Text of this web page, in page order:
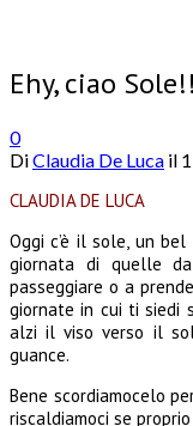
Ehy, ciao Sole!!
0
DiClaudia De Luca il
CLAUDIA DE LUCA
Oggi c’è il sole, un
giornata di quelle
passeggiare o a
giornate in cui ti siedi
alzi il viso verso il
guance.
Bene scordiamocelo
riscaldiamoci se